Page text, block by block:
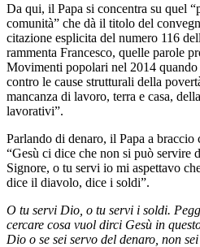
Da qui, il Papa si concentra su quel
comunità” che dà il titolo del
citazione esplicita del numero 116
rammenta Francesco, quelle parole
Movimenti popolari nel 2014 quando
contro le cause strutturali della
mancanza di lavoro, terra e casa,
lavorativi”.
Parlando di denaro, il Papa a
“Gesù ci dice che non si può servire
Signore, o tu servi io mi aspettavo
dice il diavolo, dice i soldi”.
O tu servi Dio, o tu servi i soldi.
cercare cosa vuol dirci Gesù in
Dio o se sei servo del denaro, non